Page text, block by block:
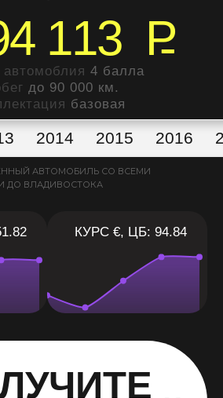
113 P
4 балла
до 90 000 км.
базовая
2014 2015 2016
АВТОМОБИЛЬ СО ВСЕМИ
ДО ВЛАДИВОСТОКА
КУРС €, ЦБ: 94.84